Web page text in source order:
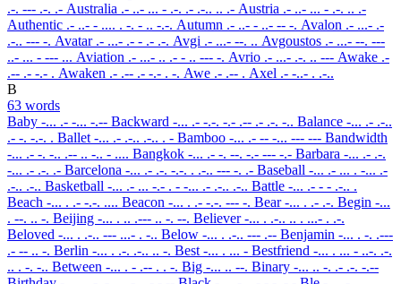
.-. --- .-. .- Australia .- ..- ... - .-. .- .-.. .. .- Austria .- ..- ... - .-. .. .-
Authentic .- ..- - .... . -. - .. -.-. Autumn .- ..- - ..- -- -. Avalon .- ...- .-
.-.. --- -. Avatar .- ...- .- - .- .-. Avgi .- ...- --. .. Avgoustos .- ...- --. ---
..- ... - --- ... Aviation .- ...- .. .- - .. --- -. Avrio .- ...- .-. .. --- Awake .-
.-- .- -.- . Awaken .- .-- .- -.- . -. Awe .- .-- . Axel .- -..- . .-..
B
63 words
Baby -... .- -... -.-- Backward -... .- -.-. -.- .-- .- .-. -.. Balance -... .- .-..
.- -. -.-. . Ballet -... .- .-.. .-.. . - Bamboo -... .- -- -... --- --- Bandwidth
-... .- -. -.. .-- .. -.. - .... Bangkok -... .- -. --. -.- --- -.- Barbara -... .- .-.
-... .- .-. .- Barcelona -... .- .-. -.-. . .-.. --- -. .- Baseball -... .- ... . -... .-
.-.. .-.. Basketball -... .- ... -.- . - -... .- .-.. .-.. Battle -... .- - - .-.. .
Beach -... . .- -.-. .... Beacon -... . .- -.-. --- -. Bear-... . .- .-. Begin -...
. --. .. -. Beijing -... . .. .--- .. -. --. Believer-... . .-.. .. . ...- . .-.
Beloved -... . .-.. --- ...- . -.. Below -... . .-.. --- .-- Benjamin -... . -. .---
.- -- .. -. Berlin -... . .-. .-.. .. -. Best -... . ... - Bestfriend -... . ... - ..-. .-.
.. . -. -.. Between -... . - .-- . . -. Big -... .. --. Binary -... .. -. .- .-. -.--